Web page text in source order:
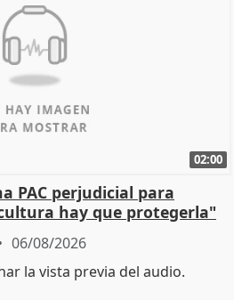
02:00
PAC perjudicial para
hay que protegerla"
06/08/2026